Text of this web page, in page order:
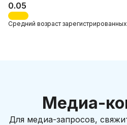
0.05
Средний возраст
Медиа-
Для медиа-запросов,